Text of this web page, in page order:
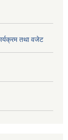
तथा वजेट